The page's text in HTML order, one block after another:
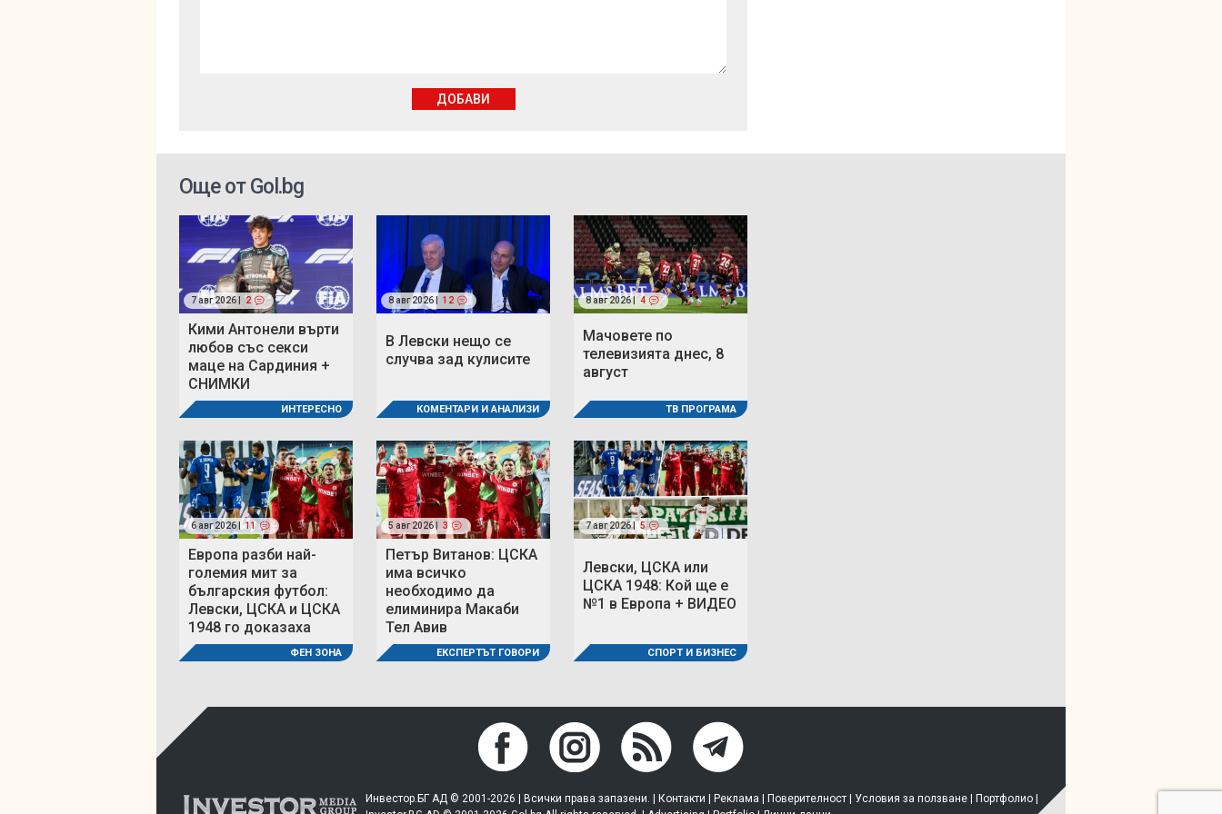
ДОБАВИ
Още от Gol.bg
7 авг 2026 | 2
Кими Антонели върти
любов със секси
маце на Сардиния +
СНИМКИ
ИНТЕРЕСНО
8 авг 2026 | 12
В Левски нещо се
случва зад кулисите
КОМЕНТАРИ И АНАЛИЗИ
8 авг 2026 | 4
Мачовете по
телевизията днес, 8
август
ТВ ПРОГРАМА
6 авг 2026 | 11
Европа разби най-
големия мит за
българския футбол:
Левски, ЦСКА и ЦСКА
1948 го доказаха
ФЕН ЗОНА
5 авг 2026 | 3
Петър Витанов: ЦСКА
има всичко
необходимо да
елиминира Макаби
Тел Авив
ЕКСПЕРТЪТ ГОВОРИ
7 авг 2026 | 5
Левски, ЦСКА или
ЦСКА 1948: Кой ще е
№1 в Европа + ВИДЕО
СПОРТ И БИЗНЕС
Инвестор.БГ АД © 2001-2026 | Всички права запазени. | Контакти Реклама Поверителност Условия за ползване Портфолио